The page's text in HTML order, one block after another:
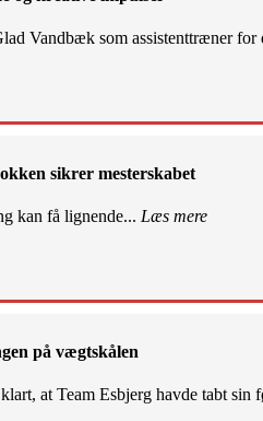
Vandbæk som assistenttræner
sikrer mesterskabet
kan få lignende... Læs mere
på vægtskålen
at Team Esbjerg havde tabt